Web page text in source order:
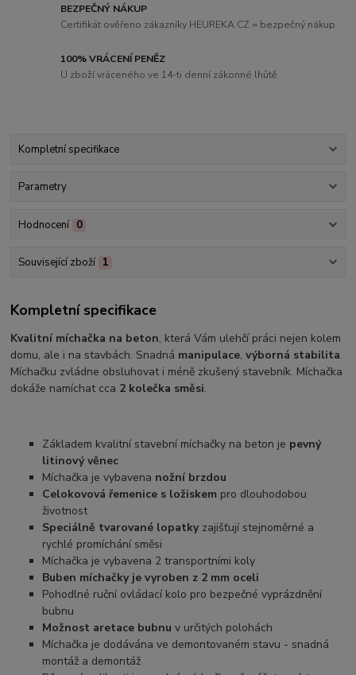
BEZPEČNÝ NÁKUP
Certifikát ověřeno zákazníky HEUREKA.CZ = bezpečný nákup
100% VRÁCENÍ PENĚZ
U zboží vráceného ve 14-ti denní zákonné lhůtě
Kompletní specifikace
Parametry
Hodnocení 0
Související zboží 1
Kompletní specifikace
Kvalitní míchačka na beton, která Vám ulehčí práci nejen kolem
domu, ale i na stavbách. Snadná manipulace,výborná stabilita.
Míchačku zvládne obsluhovat i méně zkušený stavebník. Míchačka
dokáže namíchat cca 2 kolečka směsi.
Základem kvalitní stavební míchačky na beton je pevný
litinový věnec
Míchačka je vybavena nožní brzdou
Celokovová řemenice s ložiskem pro dlouhodobou
životnost
Speciálně tvarované lopatkyzajišťují stejnoměrné a
rychlé promíchání směsi
Míchačka je vybavena 2 transportními koly
Buben míchačky je vyroben z 2 mm oceli
Pohodlné ruční ovládací kolo pro bezpečné vyprázdnění
bubnu
Možnost aretace bubnu v určitých polohách
Míchačka je dodávána ve demontovaném stavu - snadná
montáž a demontáž